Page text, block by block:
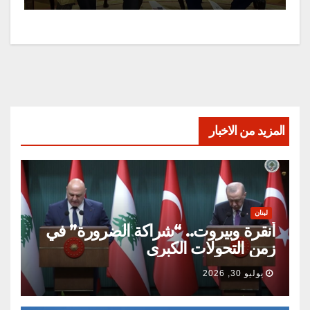
المزيد من الاخبار
لبنان
أنقرة وبيروت.. “شراكة الضرورة” في
زمن التحولات الكبرى
يوليو 30, 2026